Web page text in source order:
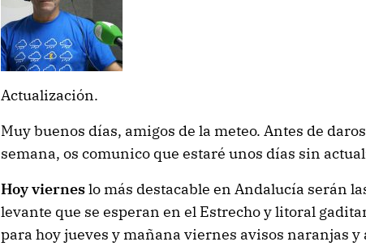
Actualización.
Muy buenos días, amigos de la meteo. Antes de
semana, os comunico que estaré unos días sin
Hoy vierneslo más destacable en Andalucía serán
levante que se esperan en el Estrecho y litoral
para hoy jueves y mañana viernes avisos naranjas